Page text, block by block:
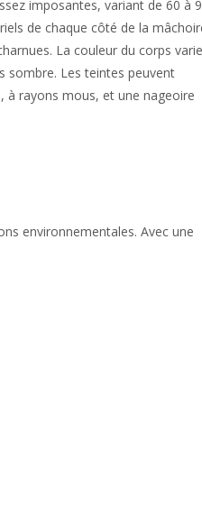
imposantes, variant de 60 à
de chaque côté de la
La couleur du corps varie
sombre. Les teintes peuvent
à rayons mous, et une nageoire
environnementales. Avec une